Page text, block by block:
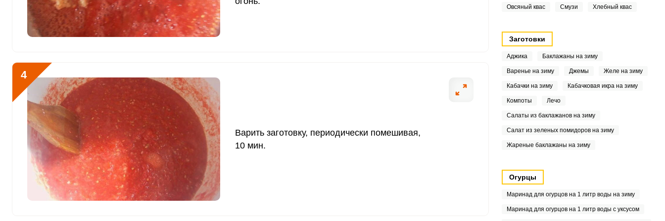
Марганец 4 мкг
Медь 2417.5 мкг
Рубидий
Селен 33.7 мкг
Фтор 311.2 мкг
Хром 50 мкг 0.7
Цинк
2800 мкг
Ванадий 57 мкг
4
Варить заготовку, периодически помешивая,
10 мин.
Овсяный квас Смузи Хлебный квас
Заготовки
Аджика Баклажаны на зиму
Варенье на зиму Джемы Желе на зиму
Кабачки на зиму Кабачковая икра на зиму
Компоты Лечо
Салаты из баклажанов на зиму
Салат из зеленых помидоров на зиму
Жареные баклажаны на зиму
Огурцы
Маринад для огурцов на 1 литр воды на зиму
Маринад для огурцов на 1 литр воды с уксусом